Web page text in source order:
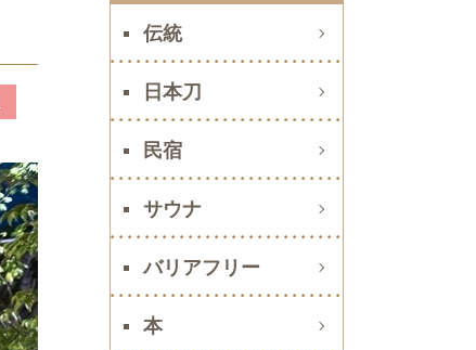
伝統
日本刀
民宿
サウナ
バリアフリー
本